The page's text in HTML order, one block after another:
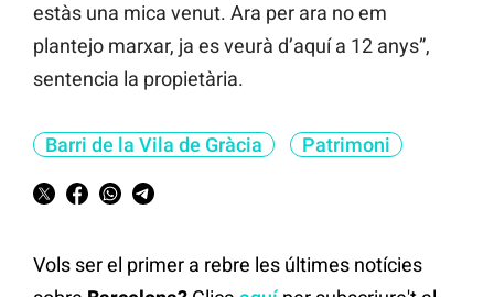
estàs una mica venut. Ara per ara no em
plantejo marxar, ja es veurà d’aquí a 12 anys”,
sentencia la propietària.
Barri de la Vila de Gràcia Patrimoni
Vols ser el primer a rebre les últimes notícies